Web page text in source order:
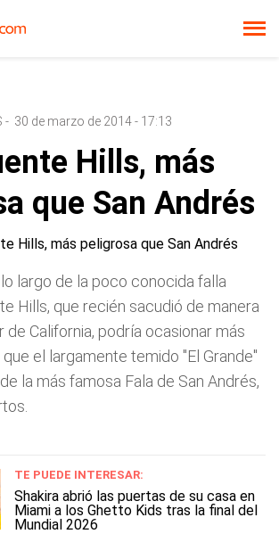
- 30 de marzo de 2014 - 17:13
Hills, más
que San Andrés
largo de la poco conocida falla
Hills, que recién sacudió de manera
de California, podría ocasionar más
el largamente temido "El Grande"
la más famosa Fala de San Andrés,
TE PUEDE INTERESAR:
Shakira abrió las puertas de su casa en
Miami a los Ghetto Kids tras la final del
Mundial 2026